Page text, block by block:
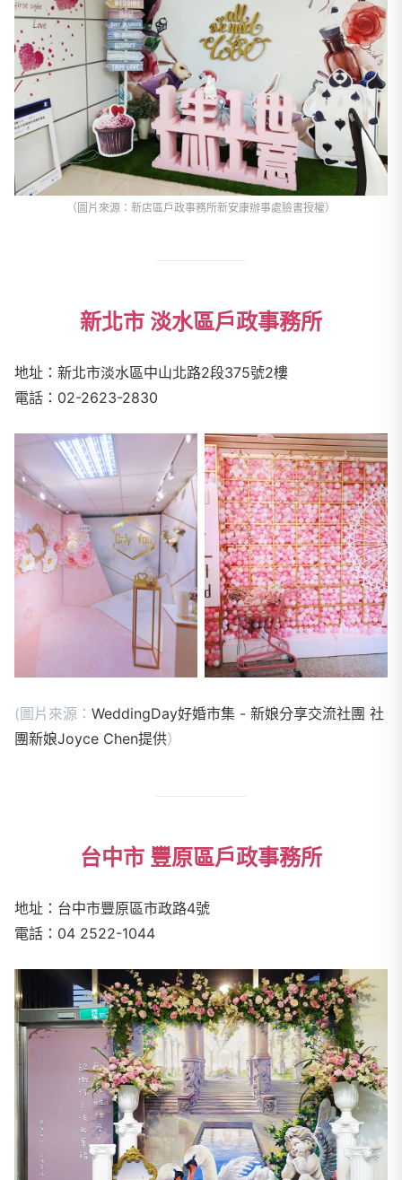
（圖片來源：新店區戶政事務所新安康辦事處臉書授權）
新北市 淡水區戶政事務所
地址：新北市淡水區中山北路2段375號2樓
電話：02-2623-2830
(圖片來源： WeddingDay好婚市集 - 新娘分享交流社團 社
團新娘Joyce Chen提供）
台中市 豐原區戶政事務所
地址：台中市豐原區市政路4號
電話： 04 2522-1044